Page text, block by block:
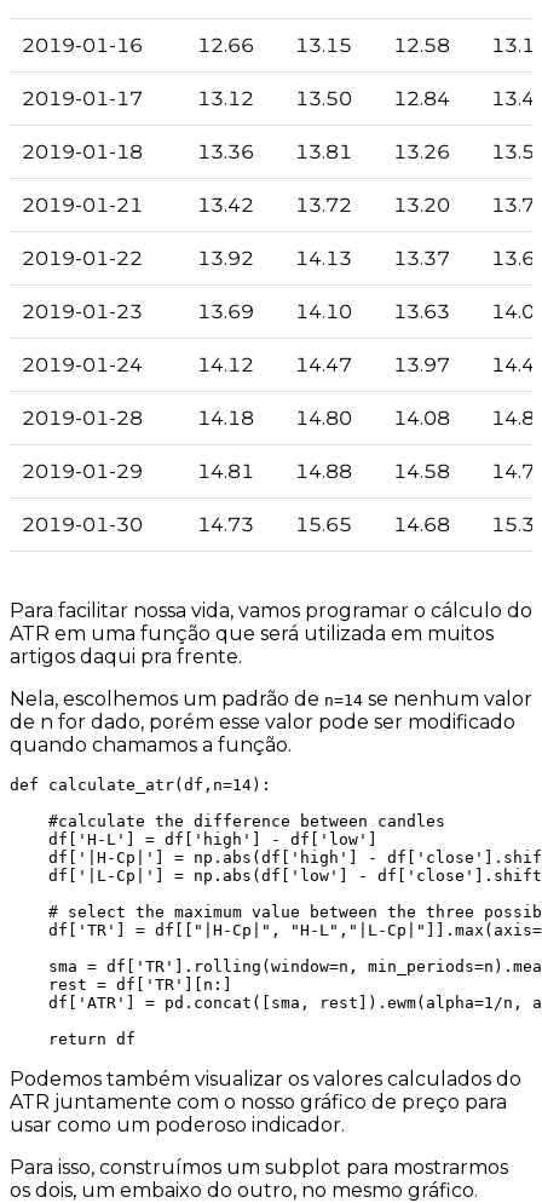
2019-01-16 12.66 13.15 12.58
2019-01-17 13.12 13.50 12.84
2019-01-18 13.36 13.81 13.26
2019-01-21 13.42 13.72 13.20
2019-01-22 13.92 14.13 13.37
2019-01-23 13.69 14.10 13.63
2019-01-24 14.12 14.47 13.97
2019-01-28 14.18 14.80 14.08
2019-01-29 14.81 14.88 14.58
2019-01-30 14.73 15.65 14.68
Para facilitar nossa vida, vamos programar o cálculo do
ATR em uma função que será utilizada em muitos
artigos daqui pra frente.
Nela, escolhemos um padrão de n=14 se nenhum valor
de n for dado, porém esse valor pode ser modificado
quando chamamos a função.
def calculate_atr(df,n=14):
    #calculate the difference between candles
    df['H-L'] = df['high'] - df['low']
df['|H-Cp|'] = np.abs(df['high'] -
df['|L-Cp|'] = np.abs(df['low'] -
# select the maximum value between the three
df['TR'] = df[["|H-Cp|", "H-L","|L-
sma = df['TR'].rolling(window=n,
    rest = df['TR'][n:]
df['ATR'] = pd.concat([sma, rest]).ewm(alpha=1/n,
    return df
Podemos também visualizar os valores calculados do
ATR juntamente com o nosso gráfico de preço para
usar como um poderoso indicador.
Para isso, construímos um subplot para mostrarmos
os dois, um embaixo do outro, no mesmo gráfico.